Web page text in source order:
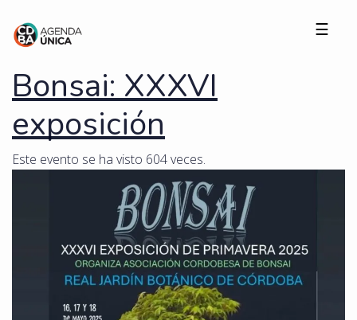
☰
Bonsai: XXXVI
exposición
Este evento se ha visto 604 veces.